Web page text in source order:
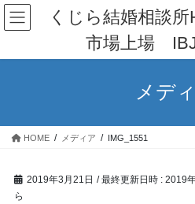
コ
ン
ン
ナ
ビ
ー
くじら結婚相談
市場上場 IBJ
メデ
HOME メディア IMG_1551
2019年3月21日 / 最終更新日時 : 2019
ら